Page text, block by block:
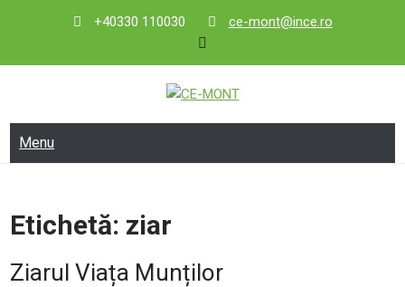
+40330 110030 ce-mont@ince.ro
CE-MONT
Menu
Etichetă: ziar
Ziarul Viața Munților